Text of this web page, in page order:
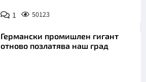
1 50123
Германски промишлен гигант
отново позлатява наш град